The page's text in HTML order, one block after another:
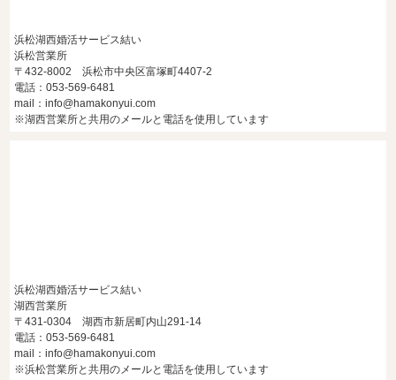
浜松湖西婚活サービス結い
浜松営業所
〒432-8002 浜松市中央区富塚町4407-2
電話：053-569-6481
mail：info@hamakonyui.com
※湖西営業所と共用のメールと電話を使用しています
浜松湖西婚活サービス結い
湖西営業所
〒431-0304 湖西市新居町内山291-14
電話：053-569-6481
mail：info@hamakonyui.com
※浜松営業所と共用のメールと電話を使用しています